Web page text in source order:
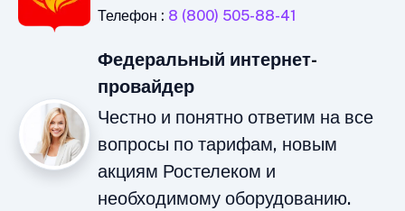
Телефон : 8 (800) 505-88-41
Федеральный интернет-
провайдер
Честно и понятно ответим на все
вопросы по тарифам, новым
акциям Ростелеком и
необходимому оборудованию.